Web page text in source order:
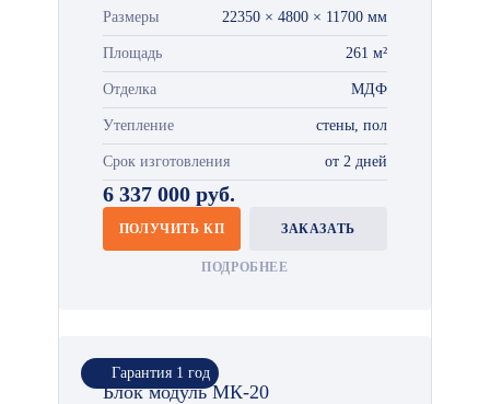
Размеры 22350 × 4800 × 11700 мм
Площадь 261 м²
Отделка МДФ
Утепление стены, пол
Срок изготовления от 2 дней
6 337 000 руб.
ПОЛУЧИТЬ КП ЗАКАЗАТЬ
ПОДРОБНЕЕ
Гарантия 1 год
Блок модуль МК-20